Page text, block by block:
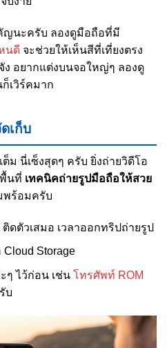
ญนะครับ ลองดูมือถือที่มี
นดี จะช่วยให้เห็นสีที่เที่ยงตรง
อยากแต่งบนจอใหญ่ๆ ลองดู
เวิร์คมาก
เก็บ
ม นี่เซ็งสุดๆ ครับ ยิ่งถ่ายวิดีโอ
นที่ เทคนิคถ่ายรูปมือถือให้สวย
พร้อมครับ
ติดตัวเสมอ เวลาออกทริปถ่ายรูป
Storage
ๆ ไว้ก่อน เช่น โทรศัพท์ ROM
บ